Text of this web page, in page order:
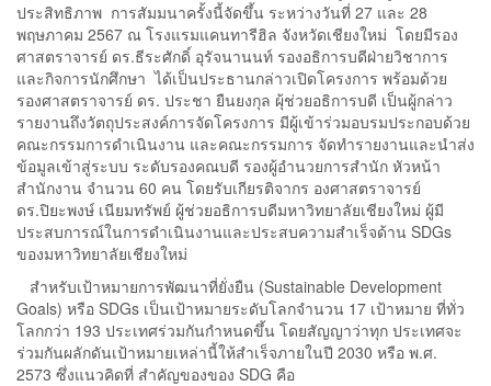
ประสิทธิภาพ การสัมมนาครั้งนี้จัดขึ้น ระหว่างวันที่ 27 และ 28
พฤษภาคม 2567 ณ โรงแรมแคนทารีฮิล จังหวัดเชียงใหม่ โดยมีรอง
ศาสตราจารย์ ดร.ธีระศักดิ์ อุรัจนานนท์ รองอธิการบดีฝ่ายวิชาการ
และกิจการนักศึกษา ได้เป็นประธานกล่าวเปิดโครงการ พร้อมด้วย
รองศาสตราจารย์ ดร. ประชา ยืนยงกุล ผุ้ช่วยอธิการบดี เป็นผู้กล่าว
รายงานถึงวัตถุประสงค์การจัดโครงการ มีผู้เข้าร่วมอบรมประกอบด้วย
คณะกรรมการดำเนินงาน และคณะกรรมการ จัดทำรายงานและนำส่ง
ข้อมูลเข้าสู่ระบบ ระดับรองคณบดี รองผู้อำนวยการสำนัก หัวหน้า
สำนักงาน จำนวน 60 คน โดยรับเกียรติจากร องศาสตราจารย์
ดร.ปิยะพงษ์ เนียมทรัพย์ ผู้ช่วยอธิการบดีมหาวิทยาลัยเชียงใหม่ ผู้มี
ประสบการณ์ในการดำเนินงานและประสบความสำเร็จด้าน SDGs
ของมหาวิทยาลัยเชียงใหม่
สำหรับเป้าหมายการพัฒนาที่ยั่งยืน (Sustainable Development
Goals) หรือ SDGs เป็นเป้าหมายระดับโลกจำนวน 17 เป้าหมาย ที่ทั่ว
โลกกว่า 193 ประเทศร่วมกันกำหนดขึ้น โดยสัญญาว่าทุก ประเทศจะ
ร่วมกันผลักดันเป้าหมายเหล่านี้ให้สำเร็จภายในปี 2030 หรือ พ.ศ.
2573 ซึ่งแนวคิดที่ สำคัญของของ SDG คือ